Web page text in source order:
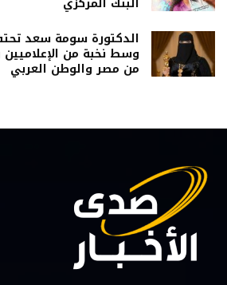
الدكتورة سومة سعد
وسط نخبة من
من مصر والوطن العربي